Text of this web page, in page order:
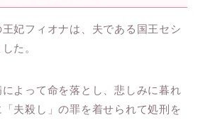
妃フィオナは、夫である国王セシ
た。
よって命を落とし、悲しみに暮れ
夫殺し」の罪を着せられて処刑を